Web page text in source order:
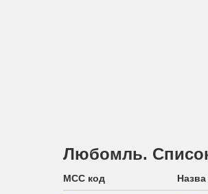
Любомль.
MCC код Назва